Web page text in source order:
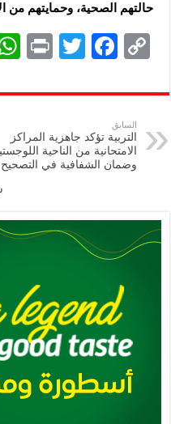
حالتهم الصحية، وحمايتهم من
C
p
y
Li
n
F
eb
k
T
tt
P
nt
السابق
التربية تؤكد جاهزية المراكز
الامتحانية من الناحية
وضمان الشفافية في التصحيح